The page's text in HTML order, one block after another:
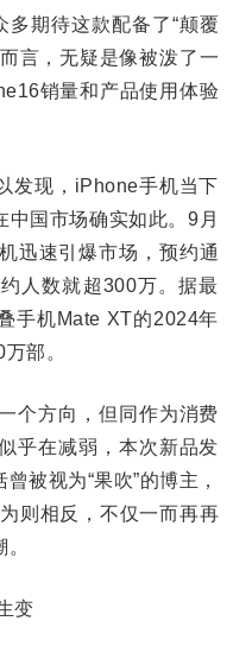
期待这款配备了“颠覆
言，无疑是像被泼了一
销量和产品使用体验
现，iPhone手机当下
国市场确实如此。9月
迅速引爆市场，预约通
人数就超300万。据最
手机Mate XT的2024年
部。
方向，但同作为消费
乎在减弱，本次新品发
被视为“果吹”的博主，
则相反，不仅一而再再
变